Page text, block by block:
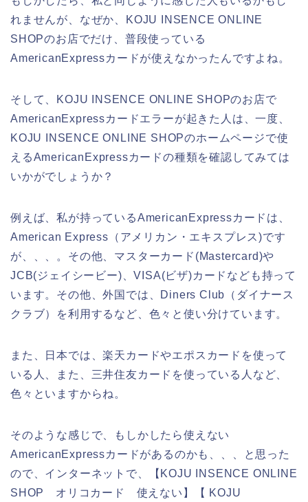
れませんが、なぜか、KOJU INSENCE ONLINE
SHOPのお店でだけ、普段使っている
AmericanExpressカードが使えなかったんですよね。
そして、KOJU INSENCE ONLINE SHOPのお店で
AmericanExpressカードエラーが起きた人は、一度、
KOJU INSENCE ONLINE SHOPのホームページで使
えるAmericanExpressカードの種類を確認してみては
いかがでしょうか？
例えば、私が持っているAmericanExpressカードは、
American Express（アメリカン・エキスプレス)です
が、、、。その他、マスターカード(Mastercard)や
JCB(ジェイシービー)、VISA(ビザ)カードなども持って
います。その他、外国では、Diners Club（ダイナース
クラブ）を利用するなど、色々と使い分けています。
また、日本では、楽天カードやエポスカードを使って
いる人、また、三井住友カードを使っている人など、
色々といますからね。
そのような感じで、もしかしたら使えない
AmericanExpressカードがあるのかも、、、と思った
ので、インターネットで、【KOJU INSENCE ONLINE
SHOP オリコカード 使えない】【 KOJU